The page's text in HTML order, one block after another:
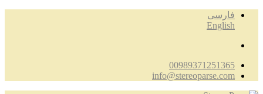
فارسی
English
00989371251365
info@stereoparse.com